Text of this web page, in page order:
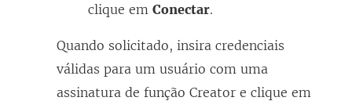
clique em Conectar.
Quando solicitado, insira credenciais
válidas para um usuário com uma
assinatura de função Creator e clique em